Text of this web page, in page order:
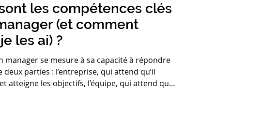
les compétences clés
(et comment
les ai) ?
manager se mesure à sa capacité à répondre
qui attend qu’il
objectifs, l’équipe, qui attend qu’il